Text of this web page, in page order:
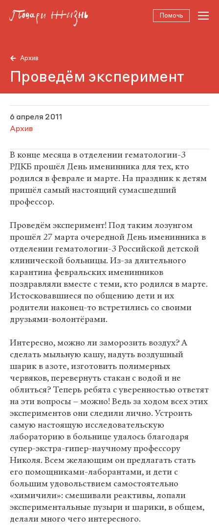
Помочь
Архив
Проведём эксперимент
6 апреля 2011
Архив
В конце месяца в отделении гематологии-3
РДКБ прошёл День именинника для тех, кто
родился в феврале и марте. На праздник к детям
пришёл самый настоящий сумасшедший
профессор.
Проведём эксперимент! Под таким лозунгом
прошёл 27 марта очередной День именинника в
отделении гематологии-3 Российской детской
клинической больницы. Из-за длительного
карантина февральских именинников
поздравляли вместе с теми, кто родился в марте.
Истосковавшиеся по общению дети и их
родители наконец-то встретились со своими
друзьями-волонтёрами.
Интересно, можно ли заморозить воздух? А
сделать мыльную кашу, надуть воздушный
шарик в азоте, изготовить полимерных
червяков, перевернуть стакан с водой и не
облиться? Теперь ребята с уверенностью ответят
на эти вопросы – можно! Ведь за ходом всех этих
экспериментов они следили лично. Устроить
самую настоящую исследовательскую
лабораторию в больнице удалось благодаря
супер-экстра-гипер-научному профессору
Николя. Всем желающим он предлагать стать
его помощниками-лаборантами, и дети с
большим удовольствием самостоятельно
«химичили»: смешивали реактивы, лопали
экспериментальные пузыри и шарики, в общем,
делали много чего интересного.